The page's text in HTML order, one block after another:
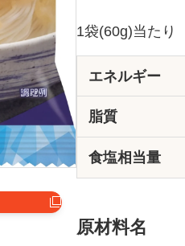
1袋(60g)当たり
エネルギー
脂質
食塩相当量
原材料名